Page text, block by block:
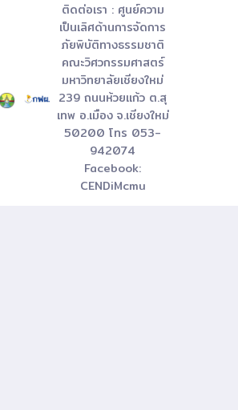
ติดต่อเรา : ศูนย์ความ
เป็นเลิศด้านการจัดการ
ภัยพิบัติทางธรรมชาติ
คณะวิศวกรรมศาสตร์
มหาวิทยาลัยเชียงใหม่
239 ถนนห้วยแก้ว ต.สุ
เทพ อ.เมือง จ.เชียงใหม่
50200 โทร 053-
942074
Facebook:
CENDiMcmu